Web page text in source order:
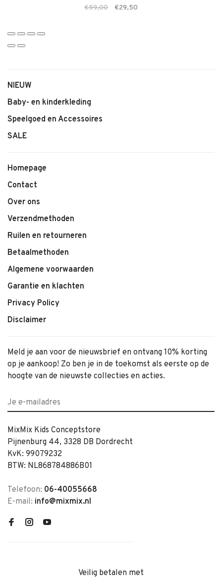
• Zachte slub jersey stof
€59,00 €29,50
NIEUW
Baby- en kinderkleding
Speelgoed en Accessoires
SALE
Homepage
Contact
Over ons
Verzendmethoden
Ruilen en retourneren
Betaalmethoden
Algemene voorwaarden
Garantie en klachten
Privacy Policy
Disclaimer
Meld je aan voor de nieuwsbrief en ontvang 10% korting
op je aankoop! Zo ben je in de toekomst als eerste op de
hoogte van de nieuwste collecties en acties.
MixMix Kids Conceptstore
Pijnenburg 44, 3328 DB Dordrecht
KvK: 99079232
BTW: NL868784886B01
Telefoon: 06-40055668
E-mail: info@mixmix.nl
Veilig betalen met